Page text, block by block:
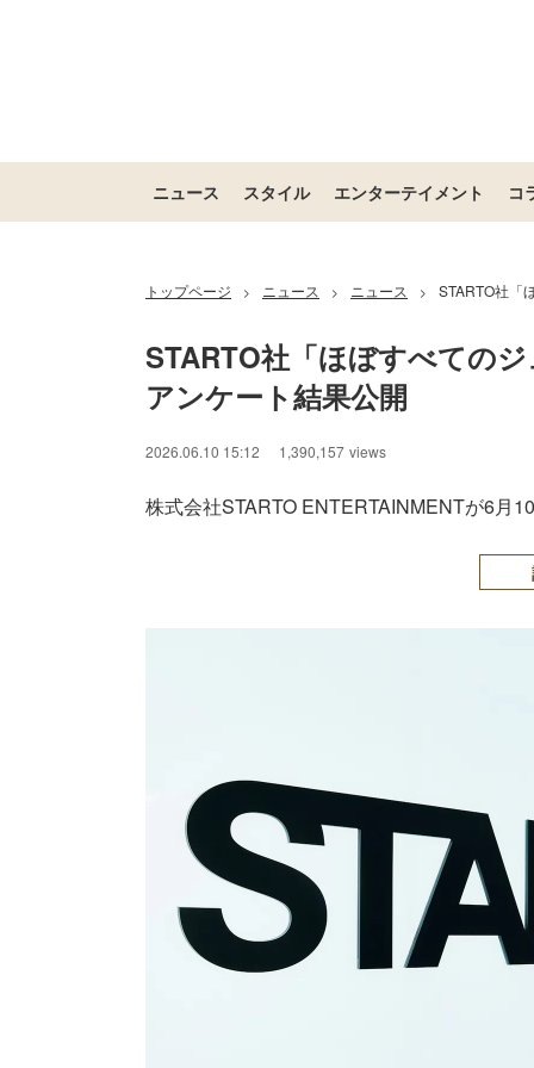
ニュース スタイル エンターテイメント コ
トップページ > ニュース > ニュース > STARTO社「
STARTO社「ほぼすべての
アンケート結果公開
2026.06.10 15:12 1,390,157 views
株式会社STARTO ENTERTAINMENTが6月